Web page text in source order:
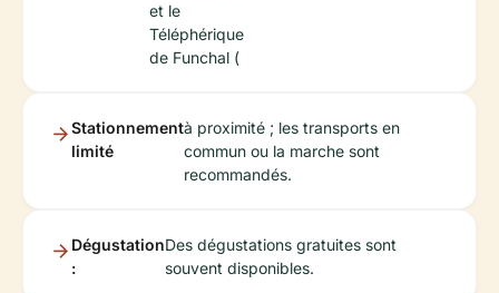
et le
Téléphérique
de Funchal (
Stationnement
limité
à proximité ; les transports en
commun ou la marche sont
recommandés.
Dégustation
:
Des dégustations gratuites sont
souvent disponibles.